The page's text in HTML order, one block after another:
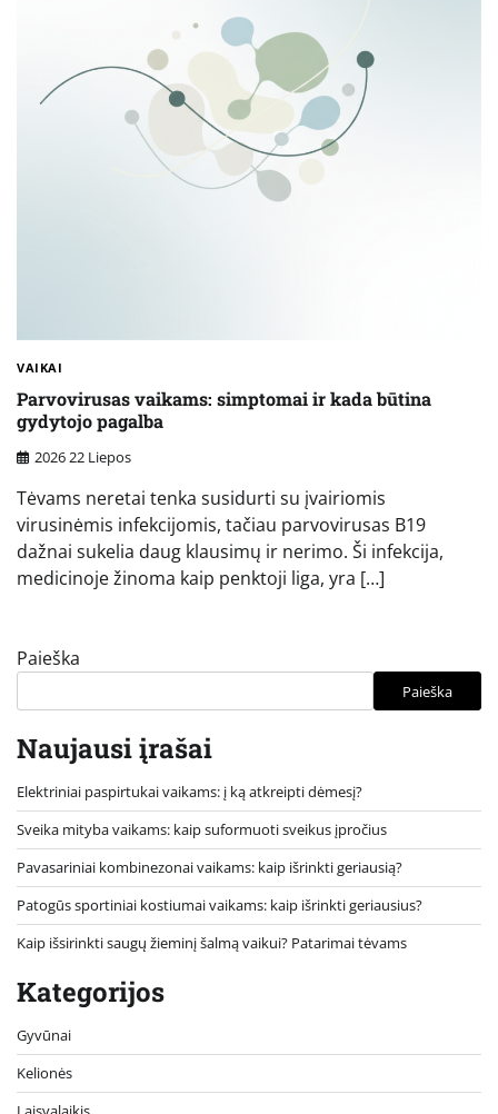
VAIKAI
Parvovirusas vaikams: simptomai ir kada būtina
gydytojo pagalba
2026 22 Liepos
Tėvams neretai tenka susidurti su įvairiomis
virusinėmis infekcijomis, tačiau parvovirusas B19
dažnai sukelia daug klausimų ir nerimo. Ši infekcija,
medicinoje žinoma kaip penktoji liga, yra […]
Paieška
Paieška
Naujausi įrašai
Elektriniai paspirtukai vaikams: į ką atkreipti dėmesį?
Sveika mityba vaikams: kaip suformuoti sveikus įpročius
Pavasariniai kombinezonai vaikams: kaip išrinkti geriausią?
Patogūs sportiniai kostiumai vaikams: kaip išrinkti geriausius?
Kaip išsirinkti saugų žieminį šalmą vaikui? Patarimai tėvams
Kategorijos
Gyvūnai
Kelionės